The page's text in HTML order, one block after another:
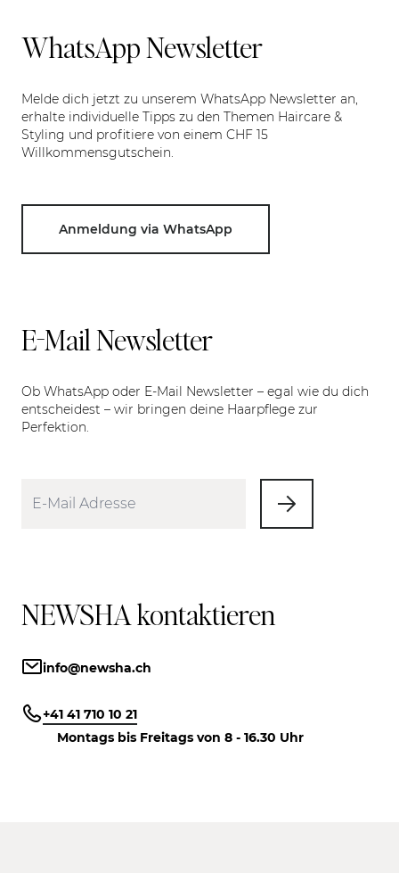
WhatsApp Newsletter
Melde dich jetzt zu unserem WhatsApp Newsletter an,
erhalte individuelle Tipps zu den Themen Haircare &
Styling und profitiere von einem CHF 15
Willkommensgutschein.
Anmeldung via WhatsApp
E-Mail Newsletter
Ob WhatsApp oder E-Mail Newsletter – egal wie du dich
entscheidest – wir bringen deine Haarpflege zur
Perfektion.
NEWSHA kontaktieren
info@newsha.ch
+41 41 710 10 21
Montags bis Freitags von 8 - 16.30 Uhr